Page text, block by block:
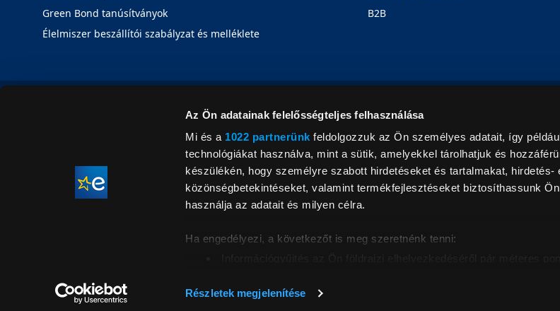
Az Ön adatainak felelősségteljes felhasználása
Mi és a 1022 partnerünk feldolgozzuk az Ön személyes adatait, így
technológiákat használva, mint a sütik, amelyekkel tárolhatjuk és
készülékén, hogy személyre szabott hirdetéseket és tartalmakat, hirdetés-
közönségbetekintéseket, valamint termékfejlesztéseket biztosíthassunk
használja az adatait és milyen célra.
Ha engedélyezi, a következőt is meg szeretnénk tenni:
ellenőrzésével
Részletek megjelenítése
Green Bond tanúsítványok
Élelmiszer beszállítói szabályzat és melléklete
B2B
© 2026. Minden jog fenntartva! Euronics
feltüntetett árak, képek leírások tájékoztató jellegűek, és nem minősülnek